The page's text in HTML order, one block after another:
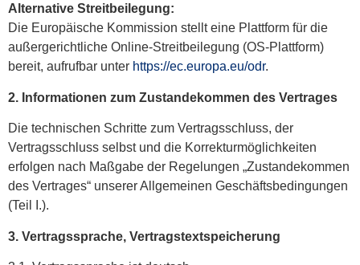
Alternative Streitbeilegung:
Die Europäische Kommission stellt eine Plattform für die
außergerichtliche Online-Streitbeilegung (OS-Plattform)
bereit, aufrufbar unter https://ec.europa.eu/odr.
2. Informationen zum Zustandekommen des Vertrages
Die technischen Schritte zum Vertragsschluss, der
Vertragsschluss selbst und die Korrekturmöglichkeiten
erfolgen nach Maßgabe der Regelungen „Zustandekommen
des Vertrages“ unserer Allgemeinen Geschäftsbedingungen
(Teil I.).
3. Vertragssprache, Vertragstextspeicherung